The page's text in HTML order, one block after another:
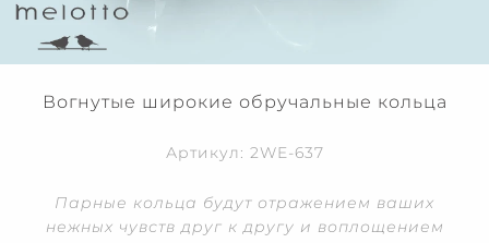
Вогнутые широкие обручальные кольца
Артикул: 2WE-637
Парные кольца будут отражением ваших
нежных чувств друг к другу и воплощением